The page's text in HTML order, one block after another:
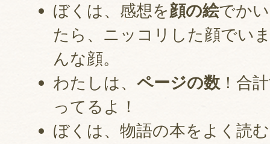
ぼくは、感想を顔の絵でか
たら、ニッコリした顔でい
んな顔。
わたしは、ページの数 ！合
ってるよ！
ぼくは、物語の本をよく読